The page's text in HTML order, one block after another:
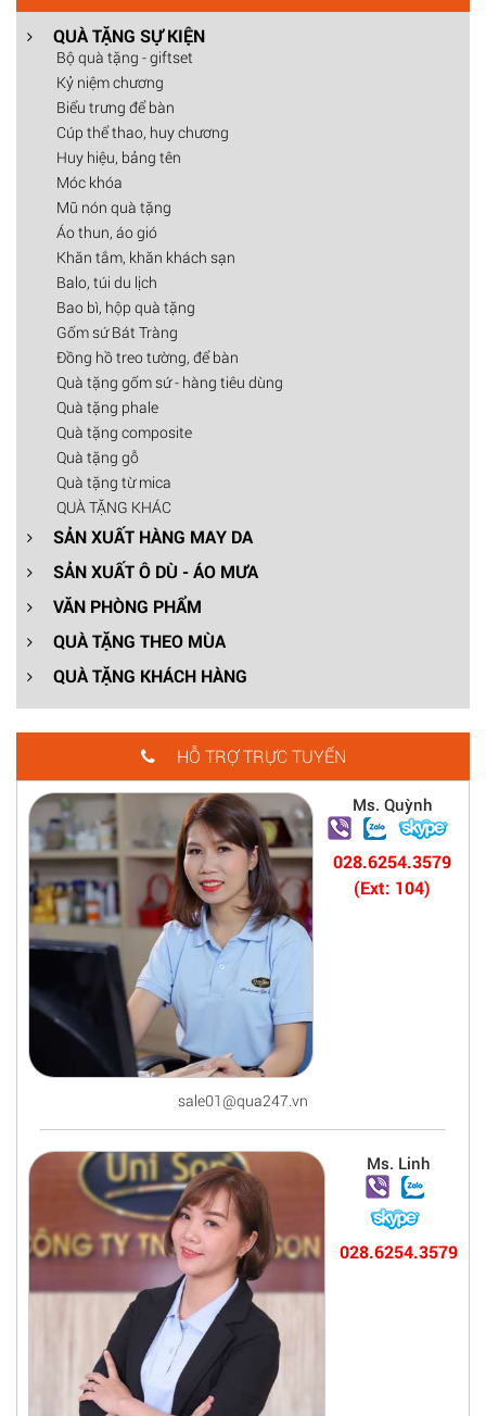
QUÀ TẶNG SỰ KIỆN
Bộ quà tặng - giftset
Kỷ niệm chương
Biểu trưng để bàn
Cúp thể thao, huy chương
Huy hiệu, bảng tên
Móc khóa
Mũ nón quà tặng
Áo thun, áo gió
Khăn tắm, khăn khách sạn
Balo, túi du lịch
Bao bì, hộp quà tặng
Gốm sứ Bát Tràng
Đồng hồ treo tường, để bàn
Quà tặng gốm sứ - hàng tiêu dùng
Quà tặng phale
Quà tặng composite
Quà tặng gỗ
Quà tặng từ mica
QUÀ TẶNG KHÁC
SẢN XUẤT HÀNG MAY DA
SẢN XUẤT Ô DÙ - ÁO MƯA
VĂN PHÒNG PHẨM
QUÀ TẶNG THEO MÙA
QUÀ TẶNG KHÁCH HÀNG
HỖ TRỢ TRỰC TUYẾN
Ms. Quỳnh
028.6254.3579
(Ext: 104)
sale01@qua247.vn
Ms. Linh
028.6254.3579